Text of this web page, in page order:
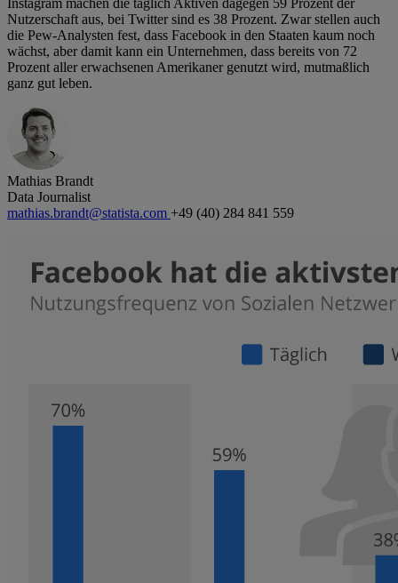
Instagram machen die täglich Aktiven dagegen 59 Prozent der
Nutzerschaft aus, bei Twitter sind es 38 Prozent. Zwar stellen auch
die Pew-Analysten fest, dass Facebook in den Staaten kaum noch
wächst, aber damit kann ein Unternehmen, dass bereits von 72
Prozent aller erwachsenen Amerikaner genutzt wird, mutmaßlich
ganz gut leben.
Mathias Brandt
Data Journalist
mathias.brandt@statista.com +49 (40) 284 841 559